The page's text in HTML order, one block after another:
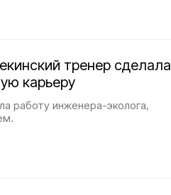
тренер сделала
карьеру
работу инженера-эколога,